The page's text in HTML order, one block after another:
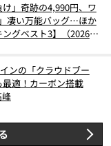
」奇跡の4,990円、ワ
凄い万能バッグ…ほか
ングベスト3】（2026年
ンの「クラウドブー
適！カーボン搭載